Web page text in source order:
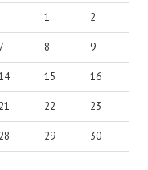
1 2
7 8 9
15 16
21 22 23
28 29 30